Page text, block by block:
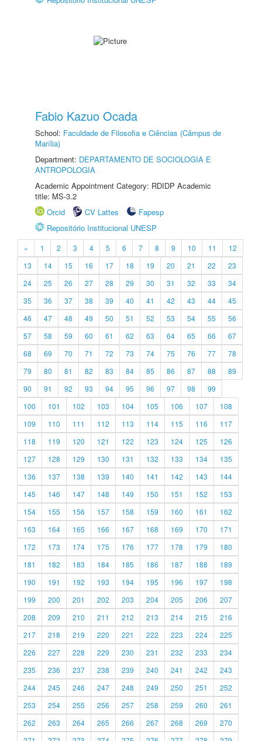
Fabio Kazuo Ocada
School: Faculdade de Filosofia e Ciências (Câmpus de
Marília)
Department: DEPARTAMENTO DE SOCIOLOGIA E
ANTROPOLOGIA
Academic Appointment Category: RDIDP Academic
title: MS-3.2
Orcid
CV Lattes
Fapesp
Repositório Institucional UNESP
« 1 2 3 4 5 6 7 8 9 10 11
12
13
14 15 16 17 18 19 20 21 22
23
24
25 26 27 28 29 30 31 32 33
34
35
36 37 38 39 40 41 42 43 44
45
46
47 48 49 50 51 52 53 54 55
56
57
58 59 60 61 62 63 64 65 66
67
68
69 70 71 72 73 74 75 76 77
78
79
80 81 82 83 84 85 86 87 88
89
90
91 92 93 94 95 96 97 98
99
100
101 102 103 104 105 106 107
108
109
110 111 112 113 114 115 116
117
118
119 120 121 122 123 124 125
126
127
128 129 130 131 132 133 134
135
136
137 138 139 140 141 142 143
144
145
146 147 148 149 150 151 152
153
154
155 156 157 158 159 160 161
162
163
164 165 166 167 168 169 170
171
172
173 174 175 176 177 178 179
180
181
182 183 184 185 186 187 188
189
190
191 192 193 194 195 196 197
198
199
200 201 202 203 204 205 206
207
208
209 210 211 212 213 214 215
216
217
218 219 220 221 222 223 224
225
226
227 228 229 230 231 232 233
234
235
236 237 238 239 240 241 242
243
244
245 246 247 248 249 250 251
252
253
254 255 256 257 258 259 260
261
262
263 264 265 266 267 268 269
270